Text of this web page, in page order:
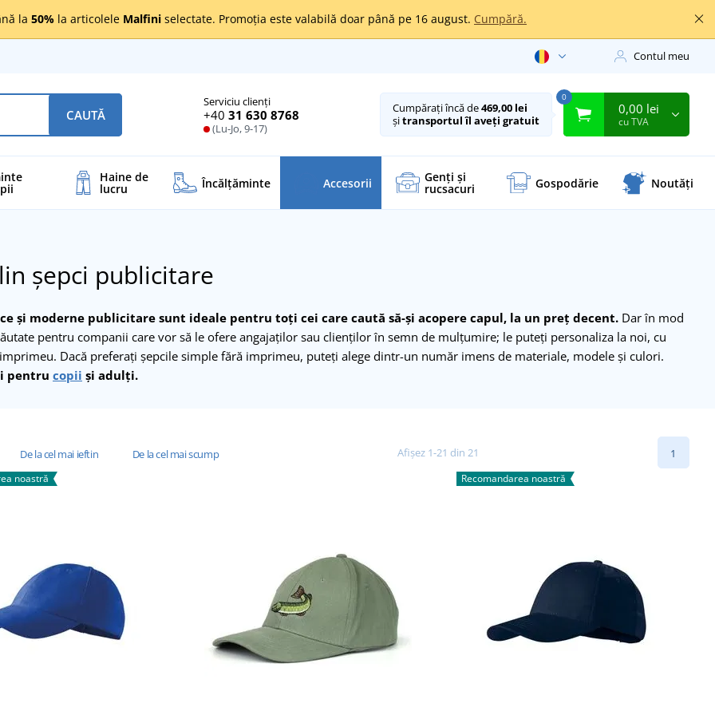
la 50% la articolele Malfini selectate. Promoția este valabilă doar până pe 16 august. Cumpără.
Contul meu
Serviciu clienți
+40 31 630 8768
(Lu-Jo, 9-17)
CAUTĂ Cumpărați încă de469,00 lei
șitransportul îl aveți gratuit
0
0,00 lei
cu TVA
Haine de
lucru Încălţăminte Accesorii Genți și
rucsacuri Gospodărie Noutăți
șepci publicitare
și moderne publicitare sunt ideale pentru toți cei care caută să-și acopere capul, la un preț decent. Dar în mod
pentru companii care vor să le ofere angajaților sau clienților în semn de mulțumire; le puteți personaliza la noi, cu
Dacă preferați șepcile simple fără imprimeu, puteți alege dintr-un număr imens de materiale, modele și culori.
pentru copii și adulți.
De la cel mai ieftin De la cel mai scump Afișez 1-21 din 21 1
noastră Recomandarea noastră